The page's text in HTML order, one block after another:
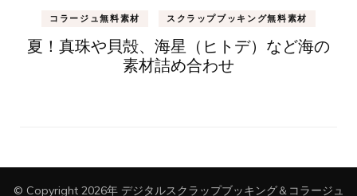
コラージュ無料素材 スクラップブッキング無料素材
夏！真珠や貝殻、海星（ヒトデ）など海の
素材詰め合わせ
© Copyright 2026年 デジタルスクラップブッキング＆コラージュ